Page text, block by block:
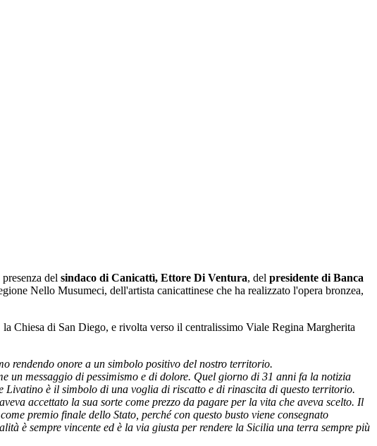
del sindaco di Canicattì, Ettore Di Ventura, del presidente di Banca
Nello Musumeci, dell'artista canicattinese che ha realizzato l'opera bronzea,
Chiesa di San Diego, e rivolta verso il centralissimo Viale Regina Margherita
rendendo onore a un simbolo positivo del nostro territorio.
un messaggio di pessimismo e di dolore. Quel giorno di 31 anni fa la notizia
Livatino è il simbolo di una voglia di riscatto e di rinascita di questo territorio.
accettato la sua sorte come prezzo da pagare per la vita che aveva scelto. Il
premio finale dello Stato, perché con questo busto viene consegnato
è sempre vincente ed è la via giusta per rendere la Sicilia una terra sempre più